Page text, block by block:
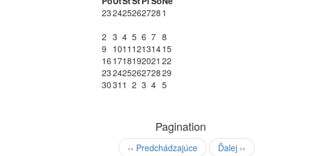
232425262728 1
2 3 4 5 6 7 8
9 1011 12131415
16 1718192021 22
23242526272829
3031 1 2 3 4 5
Pagination
‹‹ Predchádzajúce Ďalej ››